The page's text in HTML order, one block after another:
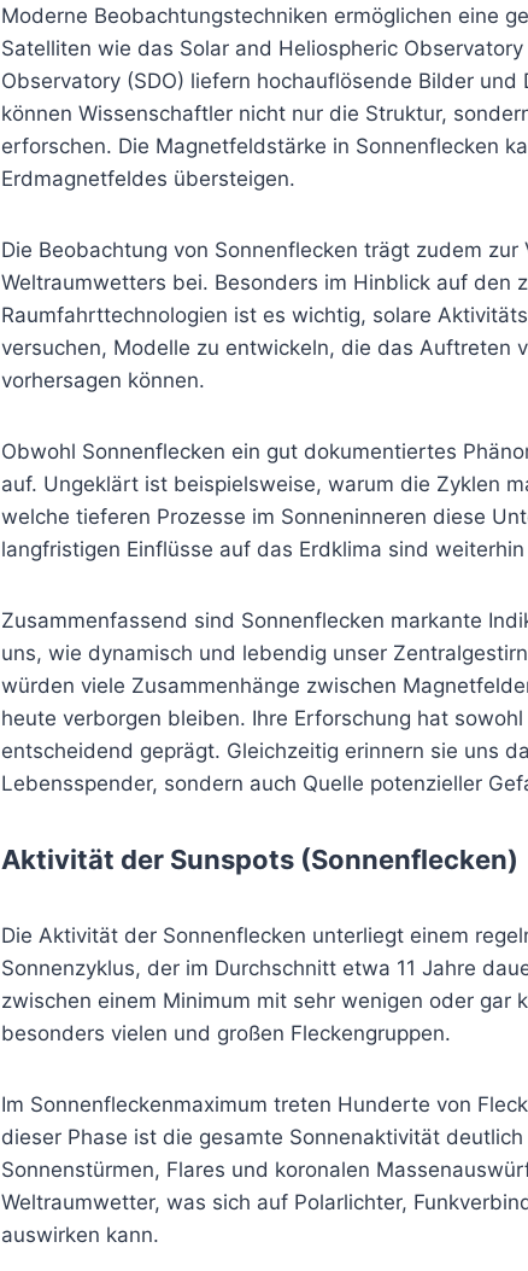
Moderne Beobachtungstechniken ermöglichen eine
Satelliten wie das Solar and Heliospheric
Observatory (SDO) liefern hochauflösende Bilder
können Wissenschaftler nicht nur die Struktur,
erforschen. Die Magnetfeldstärke in Sonnenflecken
Erdmagnetfeldes übersteigen.
Die Beobachtung von Sonnenflecken trägt zudem
Weltraumwetters bei. Besonders im Hinblick auf den
Raumfahrttechnologien ist es wichtig, solare
versuchen, Modelle zu entwickeln, die das Auftreten
vorhersagen können.
Obwohl Sonnenflecken ein gut dokumentiertes
auf. Ungeklärt ist beispielsweise, warum die Zyklen
welche tieferen Prozesse im Sonneninneren diese
langfristigen Einflüsse auf das Erdklima sind
Zusammenfassend sind Sonnenflecken markante
uns, wie dynamisch und lebendig unser
würden viele Zusammenhänge zwischen
heute verborgen bleiben. Ihre Erforschung hat
entscheidend geprägt. Gleichzeitig erinnern sie uns
Lebensspender, sondern auch Quelle potenzieller
Aktivität der Sunspots (Sonnenflecken)
Die Aktivität der Sonnenflecken unterliegt einem
Sonnenzyklus, der im Durchschnitt etwa 11 Jahre
zwischen einem Minimum mit sehr wenigen oder gar
besonders vielen und großen Fleckengruppen.
Im Sonnenfleckenmaximum treten Hunderte von
dieser Phase ist die gesamte Sonnenaktivität
Sonnenstürmen, Flares und koronalen
Weltraumwetter, was sich auf Polarlichter,
auswirken kann.